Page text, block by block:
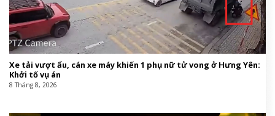
Xe tải vượt ẩu, cán xe máy khiến 1 phụ nữ tử vong ở Hưng Yên:
Khởi tố vụ án
8 Tháng 8, 2026